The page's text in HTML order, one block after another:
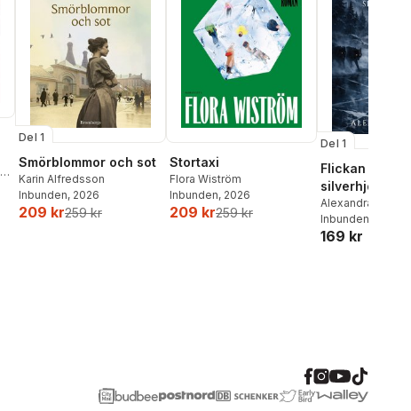
Del 1
Smörblommor och sot
Karin Alfredsson
Inbunden, 2026
209 kr259 kr
Stortaxi
Flora Wiström
Inbunden, 2026
209 kr259 kr
Del 1
Flickan och
silverhjorten
Alexandra Bring
Inbunden
169 kr